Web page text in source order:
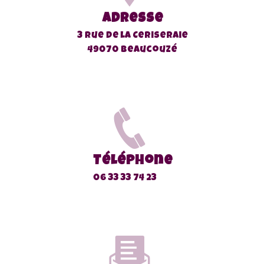
Adresse
3 rue de la Ceriseraie
49070 Beaucouzé
Téléphone
06 33 33 74 23